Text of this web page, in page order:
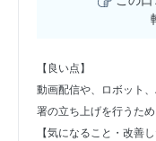
【良い点】
動画配信や、ロボット
署の立ち上げを行うた
【気になること・改善